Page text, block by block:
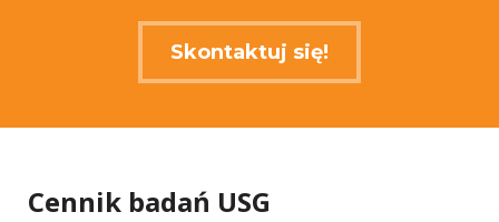
Skontaktuj się!
Cennik badań USG